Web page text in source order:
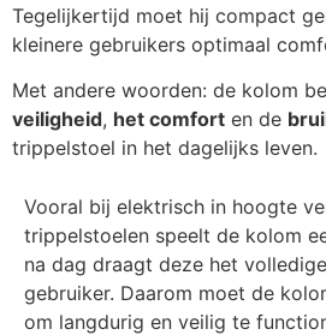
Tegelijkertijd moet hij compact
kleinere gebruikers optimaal
Met andere woorden: de kolom
veiligheid, het comfort en de
trippelstoel in het dagelijks leven.
Vooral bij elektrisch in hoogte
trippelstoelen speelt de kolom
na dag draagt deze het
gebruiker. Daarom moet de
om langdurig en veilig te